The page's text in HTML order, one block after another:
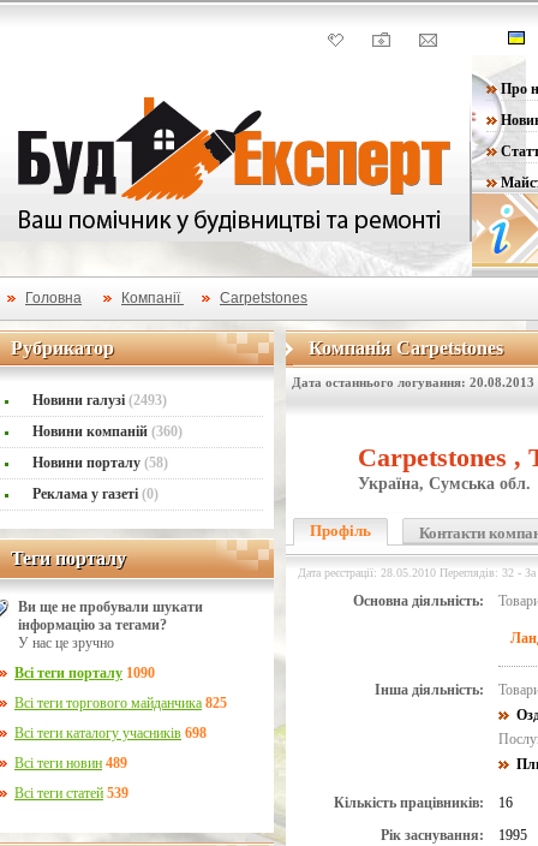
Про
Головна Компанії Carpetstones
Рубрикатор
Рубрикатор
Новини галузі (2493)
Новини компаній (360)
Новини порталу (58)
Реклама у газеті (0)
Теги порталу
Теги порталу
Ви ще не пробували шукати
інформацію за тегами?
У нас це зручно
Всі теги порталу 1090
Всі теги торгового майданчика 825
Всі теги каталогу учасників 698
Всі теги новин 489
Всі теги статей 539
Компанія Carpetstones
Компанія Carpetstones
Дата останнього логування: 20.08.2013
Carpetstones ,
Україна, Сумська обл.
Профіль Контакти
Дата реєстрації: 28.05.2010 Переглядів: 32 -
Основна діяльність:
Інша діяльність:
Кількість працівників:
16
Рік заснування:
1995